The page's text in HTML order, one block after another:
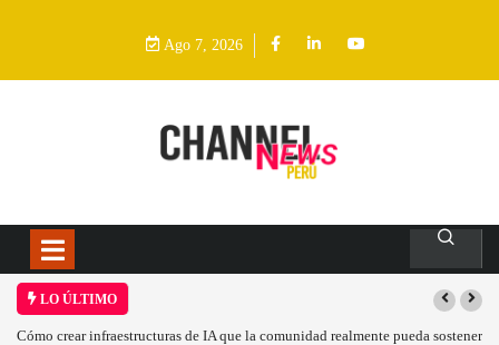
Ago 7, 2026
LO ÚLTIMO
crear infraestructuras de IA que la comunidad realmente pueda sostenerLas